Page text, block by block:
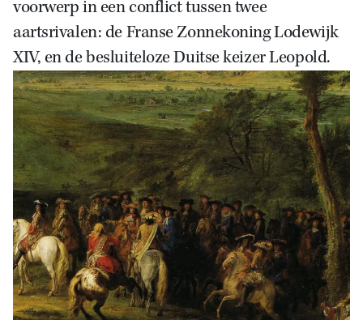
voorwerp in een conflict tussen twee
aartsrivalen: de Franse Zonnekoning Lodewijk
XIV, en de besluiteloze Duitse keizer Leopold.